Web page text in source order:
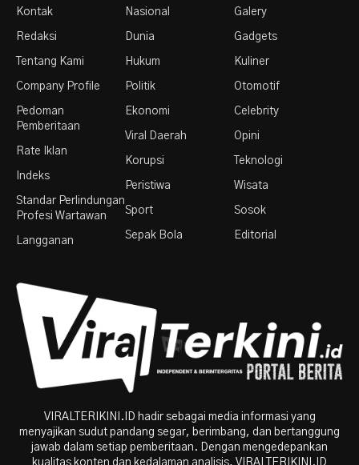
Kontak
Redaksi
Tentang Kami
Company Profile
Pedoman
Pemberitaan
Rate Iklan
Indeks
Standar Perlindungan
Profesi Wartawan
Langganan
Nasional
Dunia
Hukum
Politik
Ekonomi
Viral Daerah
Korupsi
Peristiwa
Sport
Sepak Bola
Galery
Gadgets
Kuliner
Otomotif
Celebrity
Opini
Teknologi
Wisata
Sosok
Editorial
VIRALTERIKINI.ID hadir sebagai media informasi yang
menyajikan sudut pandang segar, berimbang, dan bertanggung
jawab dalam setiap pemberitaan. Dengan mengedepankan
kualitas konten dan kedalaman analisis, VIRALTERIKINI.ID